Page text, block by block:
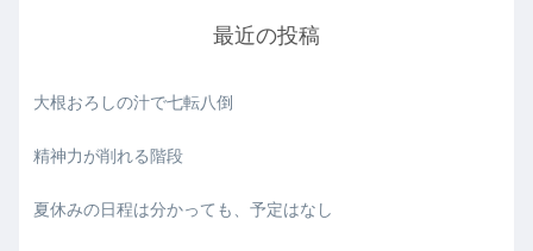
最近の投稿
大根おろしの汁で七転八倒
精神力が削れる階段
夏休みの日程は分かっても、予定はなし